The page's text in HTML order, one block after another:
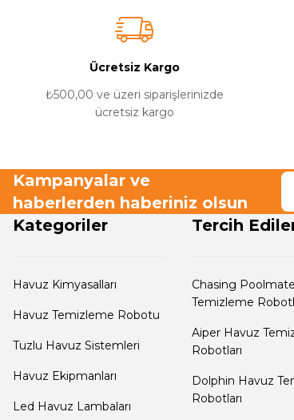
Süper
Tuz
Jenaratörü Hücre Temizleyici
Bahçe Süs Havuzu
Ayak Havuzu
Parça Sarf Malzemeleri
Ücretsiz Kargo
₺500,00 ve üzeri siparişlerinizde
ücretsiz kargo
Kampanyalar ve
haberlerden haberiniz olsun
Kategoriler
Havuz Kimyasalları
Havuz Temizleme Robotu
Tuzlu Havuz Sistemleri
Havuz Ekipmanları
Led Havuz Lambaları
Tercih
Chasing
Temizleme
Aiper Havuz
Robotları
Dolphin Havuz
Robotları